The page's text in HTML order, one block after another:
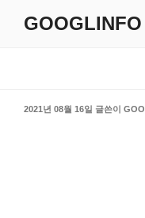
GOOGLINFO
작
2021년 08월 16일 글쓴이